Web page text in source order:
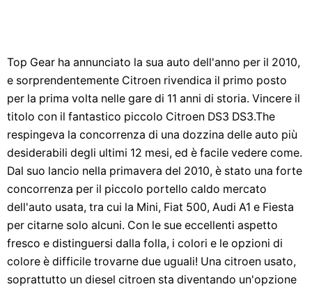
Top Gear ha annunciato la sua auto dell'anno per il 2010,
e sorprendentemente Citroen rivendica il primo posto
per la prima volta nelle gare di 11 anni di storia. Vincere il
titolo con il fantastico piccolo Citroen DS3 DS3.The
respingeva la concorrenza di una dozzina delle auto più
desiderabili degli ultimi 12 mesi, ed è facile vedere come.
Dal suo lancio nella primavera del 2010, è stato una forte
concorrenza per il piccolo portello caldo mercato
dell'auto usata, tra cui la Mini, Fiat 500, Audi A1 e Fiesta
per citarne solo alcuni. Con le sue eccellenti aspetto
fresco e distinguersi dalla folla, i colori e le opzioni di
colore è difficile trovarne due uguali! Una citroen usato,
soprattutto un diesel citroen sta diventando un'opzione